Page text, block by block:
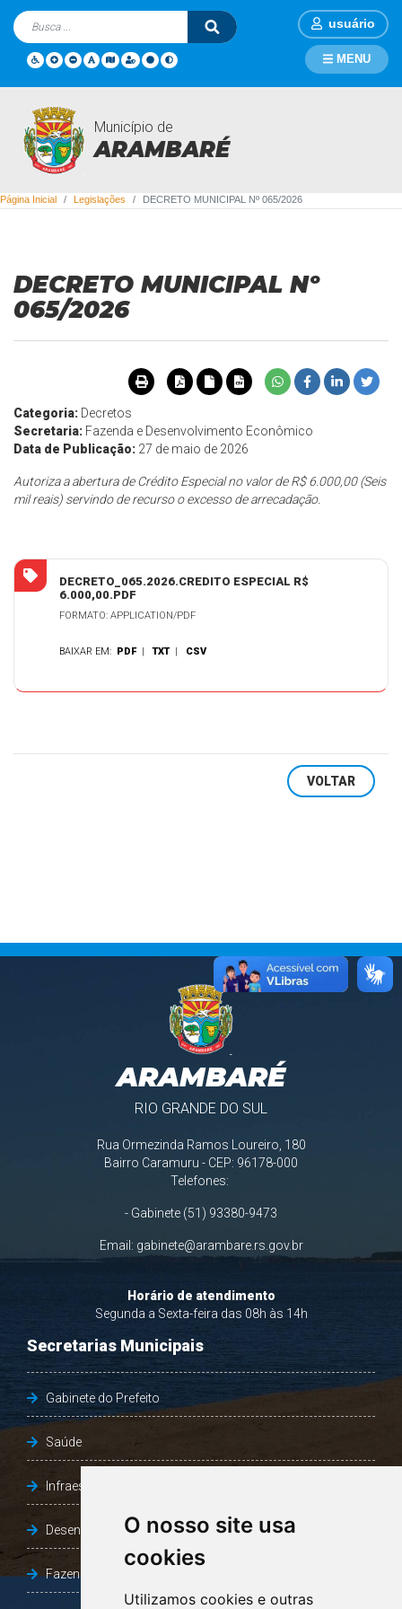
O nosso site usa
cookies
Utilizamos cookies e outras
usuário
Município de
ARAMBARÉ
MENU
Legislações
Página Inicial Legislações DECRETO MUNICIPAL Nº 065/2026
DECRETO MUNICIPAL Nº
065/2026
Categoria: Decretos
Secretaria: Fazenda e Desenvolvimento Econômico
Data de Publicação: 27 de maio de 2026
Autoriza a abertura de Crédito Especial no valor de R$ 6.000,00 (Seis
mil reais) servindo de recurso o excesso de arrecadação.
DECRETO_065.2026.CREDITO ESPECIAL R$
6.000,00.PDF
FORMATO: APPLICATION/PDF
BAIXAR EM: PDF |TXT | CSV
VOLTAR
ARAMBARÉ
RIO GRANDE DO SUL
Rua Ormezinda Ramos Loureiro, 180
Bairro Caramuru - CEP: 96178-000
Telefones:
- Gabinete (51) 93380-9473
Email: gabinete@arambare.rs.gov.br
Horário de atendimento
Segunda a Sexta-feira das 08h às 14h
Secretarias Municipais
Gabinete do Prefeito
Saúde
Infraestrutura, Agricultura e Meio Ambiente
Desenvolvimento Social
Fazenda e Desenvolvimento Econômico